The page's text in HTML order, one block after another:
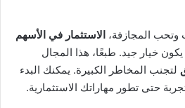
وتحب المجازفة، الاستثمار في الأسهم
خيار جيد. طبعًا، هذا المجال
لتجنب المخاطر الكبيرة. يمكنك البدء
حتى تطور مهاراتك الاستثمارية.